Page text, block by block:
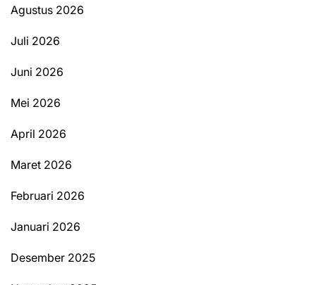
Agustus 2026
Juli 2026
Juni 2026
Mei 2026
April 2026
Maret 2026
Februari 2026
Januari 2026
Desember 2025